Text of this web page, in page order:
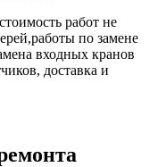
работ не
по замене
входных кранов
доставка и